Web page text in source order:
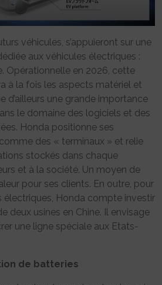
véhicules, s’appuieront sur une
aux véhicules électriques :
Opérationnelle en 2026, cette
à la fois les aspects matériel et
d’ailleurs une grande importance
le domaine des logiciels et des
Honda positionne ses
des « terminaux » et relie
stockés dans chaque
et à la société. Un moyen de
pour ses clients. En outre, pour
électriques, Honda compte investir
deux usines en Chine. Il envisage
une ligne spéciale aux Etats-
de batteries